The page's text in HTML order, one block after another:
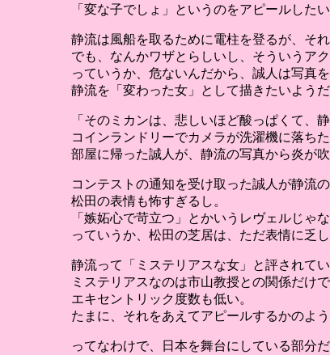
「変な子でしょ」というのをアピールした
静流は風船を取るために電柱を登るが、そ
でも、なんかワザとらしいし、そういうア
っていうか、危ないんだから、誠人は写真
静流を「変わった女」として描きたいよう
「そのミカンは、悲しいほど酸っぱくて、
コインランドリーでカメラが洗濯機に落ち
部屋に帰った誠人が、静流の写真から炎が
コンテストの通知を受け取った誠人が静流
松田の表情も怖すぎるし。
「嫉妬心で苛立つ」とかいうレヴェルじゃ
っていうか、松田の芝居は、ただ表情に乏
静流って「ミステリアスな女」と評されて
ミステリアスなのは市山教授との関係だけ
エキセントリック度数も低い。
たまに、それをあえてアピールするかのよ
ってなわけで、日本を舞台にしている部分